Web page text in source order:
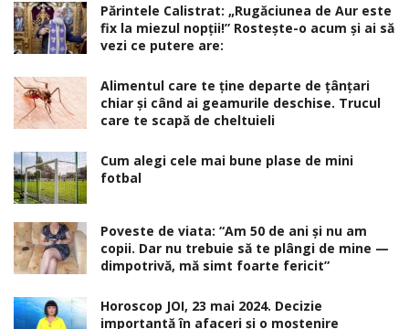
Părintele Calistrat: „Rugăciunea de Aur este
fix la miezul nopţii!” Rosteşte-o acum şi ai să
vezi ce putere are:
Alimentul care te ține departe de țânțari
chiar și când ai geamurile deschise. Trucul
care te scapă de cheltuieli
Cum alegi cele mai bune plase de mini
fotbal
Poveste de viata: “Am 50 de ani și nu am
copii. Dar nu trebuie să te plângi de mine —
dimpotrivă, mă simt foarte fericit”
Horoscop JOI, 23 mai 2024. Decizie
importantă în afaceri şi o moştenire